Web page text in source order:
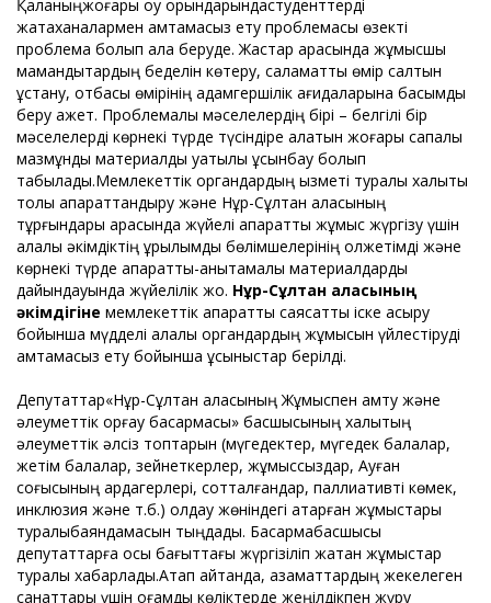
Қаланыңжоғары оқу орындарындастуденттерді
жатақханалармен қамтамасыз ету проблемасы өзекті
проблема болып қала беруде. Жастар арасында жұмысшы
мамандықтардың беделін көтеру, саламатты өмір салтын
ұстану, отбасы өмірінің адамгершілік қағидаларына басымдық
беру қажет. Проблемалық мәселелердің бірі – белгілі бір
мәселелерді көрнекі түрде түсіндіре алатын жоғары сапалы
мазмұнды материалды уақтылы ұсынбау болып
табылады.Мемлекеттік органдардың қызметі туралы халықты
толық ақпараттандыру және Нұр-Сұлтан қаласының
тұрғындары арасында жүйелі ақпараттық жұмыс жүргізу үшін
қалалық әкімдіктің құрылымдық бөлімшелерінің қолжетімді және
көрнекі түрде ақпараттық-анықтамалық материалдарды
дайындауында жүйелілік жоқ. Нұр-Сұлтан қаласының
әкімдігіне мемлекеттік ақпараттық саясатты іске асыру
бойынша мүдделі қалалық органдардың жұмысын үйлестіруді
қамтамасыз ету бойынша ұсыныстар берілді.
Депутаттар«Нұр-Сұлтан қаласының Жұмыспен қамту және
әлеуметтік қорғау басқармасы» басшысының халықтың
әлеуметтік әлсіз топтарын (мүгедектер, мүгедек балалар,
жетім балалар, зейнеткерлер, жұмыссыздар, Ауған
соғысының ардагерлері, сотталғандар, паллиативті көмек,
инклюзия және т.б.) қолдау жөніндегі атқарған жұмыстары
туралыбаяндамасын тыңдады. Басқармабасшысы
депутаттарға осы бағыттағы жүргізіліп жатқан жұмыстар
туралы хабарлады.Атап айтқанда, азаматтардың жекелеген
санаттары үшін қоғамдық көліктерде жеңілдікпен жүру